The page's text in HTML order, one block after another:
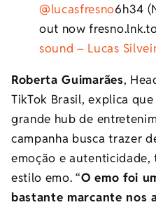
@lucasfresno6h34
out now
sound – Lucas
Roberta Guimarães,
TikTok Brasil, explica
grande hub de
campanha busca trazer
emoção e
estilo emo. “O emo foi
bastante marcante nos